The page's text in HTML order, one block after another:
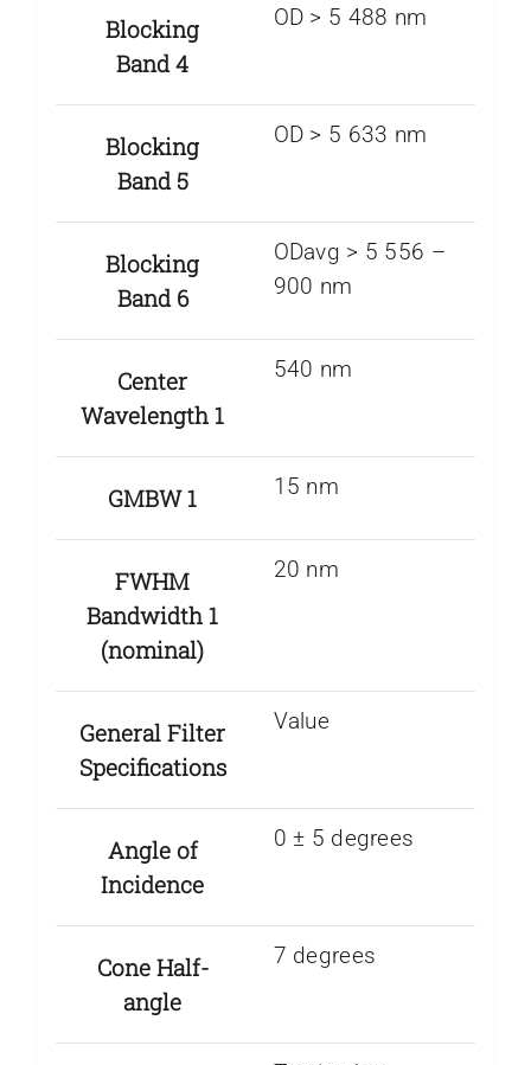
Blocking
Band 4
OD > 5 488 nm
Blocking
Band 5
OD > 5 633 nm
Blocking
Band 6
ODavg > 5 556 –
900 nm
Center
Wavelength 1
540 nm
GMBW 1 15 nm
FWHM
Bandwidth 1
(nominal)
20 nm
General Filter
Specifications
Value
Angle of
Incidence
0 ± 5 degrees
Cone Half-
angle
7 degrees